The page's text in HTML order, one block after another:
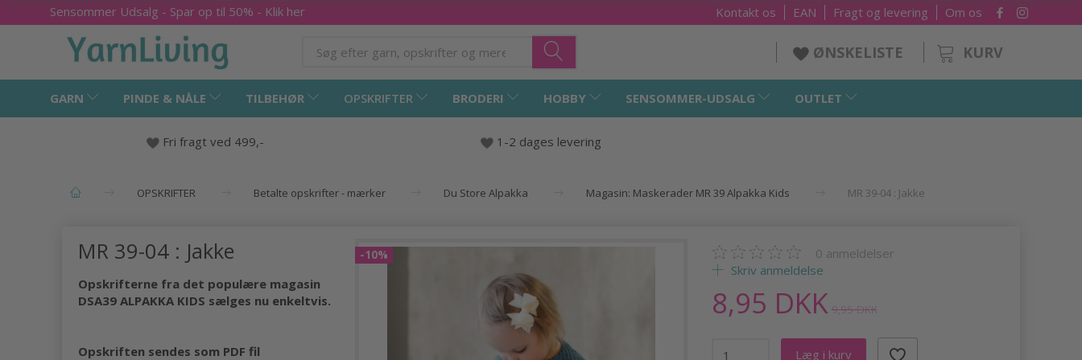
Sensommer Udsalg - Spar op til 50% - Klik her Om os
Fragt og levering
EAN
Kontakt os
KURV
ØNSKELISTE
GARN PINDE & NÅLE TILBEHØR OPSKRIFTER BRODERI HOBBY SENSOMMER-UDSALG OUTLET
Fri fragt ved 499,- 1-2 dages levering
OPSKRIFTER Betalte opskrifter - mærker Du Store Alpakka Magasin: Maskerader MR 39 Alpakka Kids MR 39-04 : Jakke
MR 39-04 : Jakke
Opskrifterne fra det populære magasin
DSA39 ALPAKKA KIDS sælges nu enkeltvis.
Opskriften sendes som PDF fil
-10% 0 anmeldelser
Skriv anmeldelse
8,95 DKK 9,95 DKK
Læg i kurv